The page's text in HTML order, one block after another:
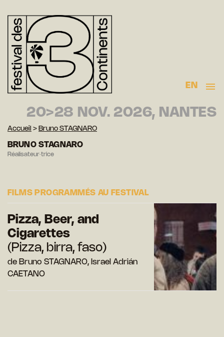
EN
20>28 NOV. 2026, NANTES
Accueil > Bruno STAGNARO
BRUNO STAGNARO
Réalisateur·trice
FILMS PROGRAMMÉS AU FESTIVAL
Pizza, Beer, and
Cigarettes
(Pizza, birra, faso)
de Bruno STAGNARO, Israel Adrián
CAETANO